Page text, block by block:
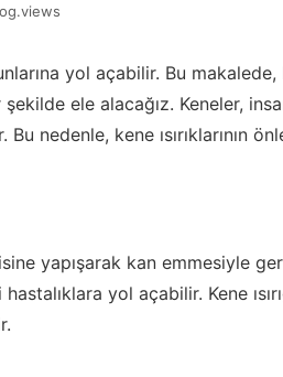
yol açabilir. Bu makalede,
ele alacağız. Keneler,
Bu nedenle, kene
yapışarak kan emmesiyle
yol açabilir. Kene